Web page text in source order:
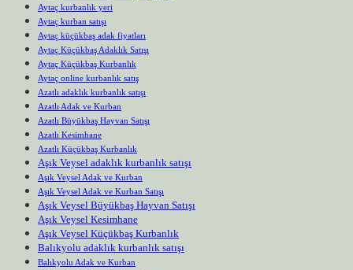
Aytaç kurbanlık yeri
Aytaç kurban satışı
Aytaç küçükbaş adak fiyatları
Aytaç Küçükbaş Adaklık Satışı
Aytaç Küçükbaş Kurbanlık
Aytaç online kurbanlık satış
Azatlı adaklık kurbanlık satışı
Azatlı Adak ve Kurban
Azatlı Büyükbaş Hayvan Satışı
Azatlı Kesimhane
Azatlı Küçükbaş Kurbanlık
Aşık Veysel adaklık kurbanlık satışı
Aşık Veysel Adak ve Kurban
Aşık Veysel Adak ve Kurban Satışı
Aşık Veysel Büyükbaş Hayvan Satışı
Aşık Veysel Kesimhane
Aşık Veysel Küçükbaş Kurbanlık
Balıkyolu adaklık kurbanlık satışı
Balıkyolu Adak ve Kurban